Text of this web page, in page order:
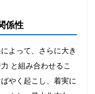
係性
よって、さらに大き
と組み合わせるこ
やく起こし、着実に